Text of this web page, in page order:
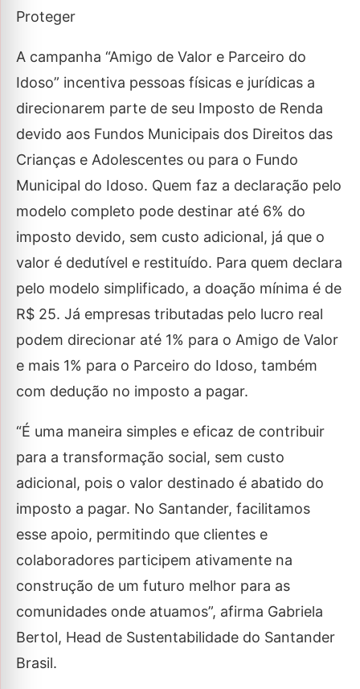
Proteger
A campanha “Amigo de Valor e Parceiro do
Idoso” incentiva pessoas físicas e jurídicas a
direcionarem parte de seu Imposto de Renda
devido aos Fundos Municipais dos Direitos das
Crianças e Adolescentes ou para o Fundo
Municipal do Idoso. Quem faz a declaração pelo
modelo completo pode destinar até 6% do
imposto devido, sem custo adicional, já que o
valor é dedutível e restituído. Para quem declara
pelo modelo simplificado, a doação mínima é de
R$ 25. Já empresas tributadas pelo lucro real
podem direcionar até 1% para o Amigo de Valor
e mais 1% para o Parceiro do Idoso, também
com dedução no imposto a pagar.
“É uma maneira simples e eficaz de contribuir
para a transformação social, sem custo
adicional, pois o valor destinado é abatido do
imposto a pagar. No Santander, facilitamos
esse apoio, permitindo que clientes e
colaboradores participem ativamente na
construção de um futuro melhor para as
comunidades onde atuamos”, afirma Gabriela
Bertol, Head de Sustentabilidade do Santander
Brasil.